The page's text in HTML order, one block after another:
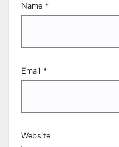
Name *
Email *
Website